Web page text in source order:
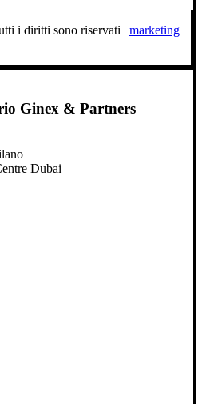
i diritti sono riservati | marketing
Ginex & Partners
Dubai